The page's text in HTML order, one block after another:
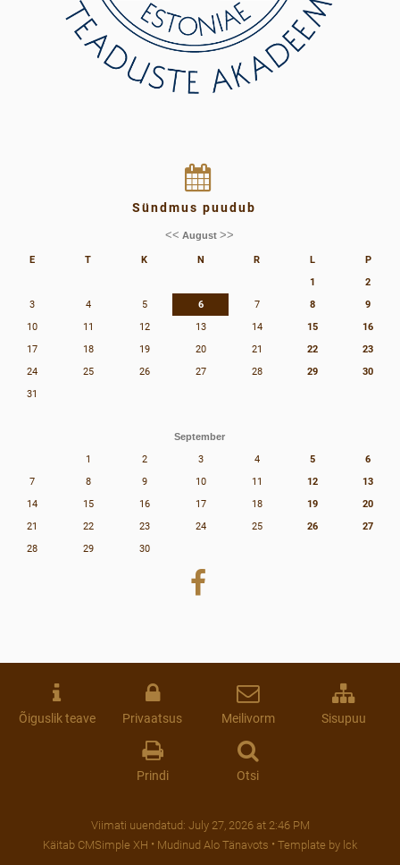
Sündmus puudub
<< August>>
E T K N R L
P
1
2
3
4 5 6 7 8
9
10
11 12 13 14 15
16
17
18 19 20 21 22
23
24
25 26 27 28 29
30
31
September
1 2 3 4 5
6
7
8 9 10 11 12
13
14
15 16 17 18 19
20
21
22 23 24 25 26
27
28
29 30
Õiguslik teave Privaatsus Meilivorm Sisupuu
Prindi Otsi
Viimati uuendatud: July 27, 2026 at 2:46 PM
Käitab CMSimple XH • Mudinud Alo Tänavots • Template by lck